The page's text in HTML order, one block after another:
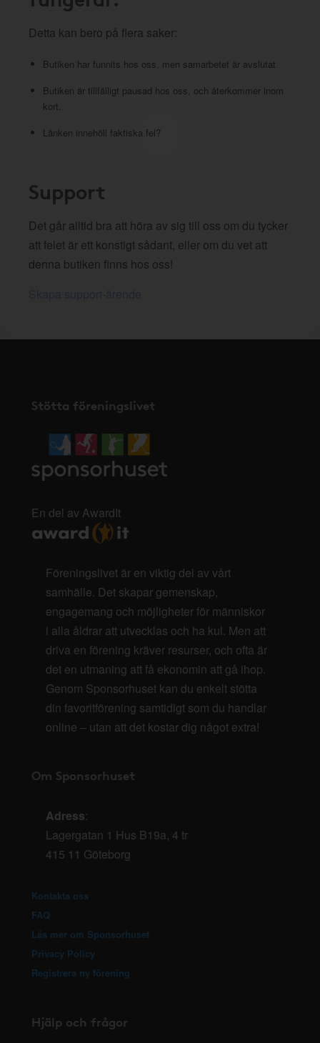
Detta kan bero på flera saker:
Butiken har funnits hos oss, men samarbetet är avslutat
Butiken är tillfälligt pausad hos oss, och återkommer inom
kort.
Länken innehöll faktiska fel?
Support
Det går alltid bra att höra av sig till oss om du tycker
att felet är ett konstigt sådant, eller om du vet att
denna butiken finns hos oss!
Stötta föreningslivet
En del av AwardIt
Föreningslivet är en viktig del av vårt
samhälle. Det skapar gemenskap,
engagemang och möjligheter för människor
i alla åldrar att utvecklas och ha kul. Men att
driva en förening kräver resurser, och ofta är
det en utmaning att få ekonomin att gå ihop.
Genom Sponsorhuset kan du enkelt stötta
din favoritförening samtidigt som du handlar
online – utan att det kostar dig något extra!
Om Sponsorhuset
Adress:
Lagergatan 1 Hus B19a, 4 tr
415 11 Göteborg
Kontakta oss
FAQ
Läs mer om Sponsorhuset
Privacy Policy
Registrera ny förening
Hjälp och frågor